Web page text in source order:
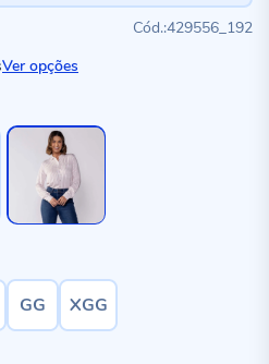
429556_192
Ver opções
GG XGG